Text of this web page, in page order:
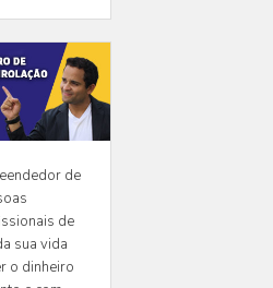
de
de
sua vida
o dinheiro